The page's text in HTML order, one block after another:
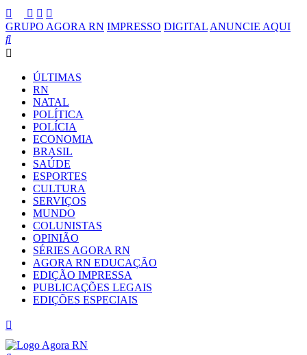
GRUPO AGORA RN IMPRESSO DIGITAL ANUNCIE AQUI
ÚLTIMAS
RN
NATAL
POLÍTICA
POLÍCIA
ECONOMIA
BRASIL
SAÚDE
ESPORTES
CULTURA
SERVIÇOS
MUNDO
COLUNISTAS
OPINIÃO
SÉRIES AGORA RN
AGORA RN EDUCAÇÃO
EDIÇÃO IMPRESSA
PUBLICAÇÕES LEGAIS
EDIÇÕES ESPECIAIS